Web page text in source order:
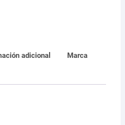
adicional Marca